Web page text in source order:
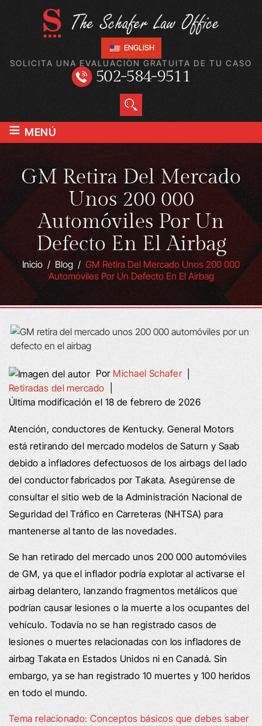
ENGLISH
SOLICITA UNA EVALUACIÓN GRATUITA DE TU CASO
502-584-9511
≡ MENÚ
GM Retira Del Mercado
Unos 200 000
Automóviles Por Un
Defecto En El Airbag
Inicio / Blog / GM Retira Del Mercado Unos 200 000
Automóviles Por Un Defecto En El Airbag
Por Michael Schafer|
Retiradas del mercado
Última modificación el 18 de febrero de 2026
Atención, conductores de Kentucky. General Motors
está retirando del mercado modelos de Saturn y Saab
debido a infladores defectuosos de los airbags del lado
del conductor fabricados por Takata. Asegúrense de
consultar el sitio web de la Administración Nacional de
Seguridad del Tráfico en Carreteras (NHTSA) para
mantenerse al tanto de las novedades.
Se han retirado del mercado unos 200 000 automóviles
de GM, ya que el inflador podría explotar al activarse el
airbag delantero, lanzando fragmentos metálicos que
podrían causar lesiones o la muerte a los ocupantes del
vehículo. Todavía no se han registrado casos de
lesiones o muertes relacionadas con los infladores de
airbag Takata en Estados Unidos ni en Canadá. Sin
embargo, ya se han registrado 10 muertes y 100 heridos
en todo el mundo.
Tema relacionado: Conceptos básicos que debes saber